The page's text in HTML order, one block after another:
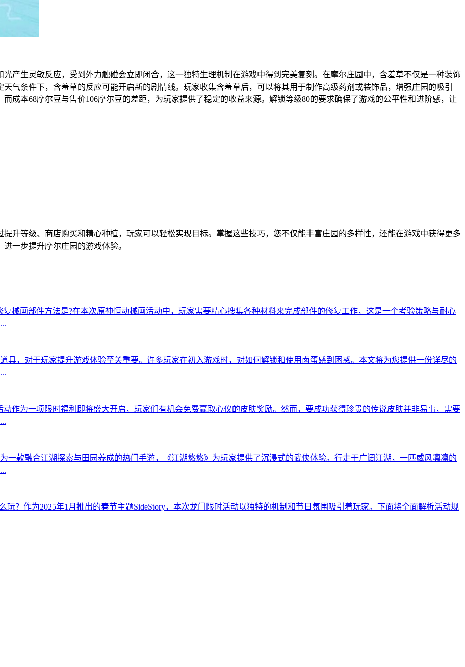
产生灵敏反应，受到外力触碰会立即闭合，这一独特生理机制在游戏中得到完美复刻。在摩尔庄园中，含羞草不仅是一种装饰
气条件下，含羞草的反应可能开启新的剧情线。玩家收集含羞草后，可以将其用于制作高级药剂或装饰品，增强庄园的吸引
成本68摩尔豆与售价106摩尔豆的差距，为玩家提供了稳定的收益来源。解锁等级80的要求确保了游戏的公平性和进阶感，让
升等级、商店购买和精心种植，玩家可以轻松实现目标。掌握这些技巧，您不仅能丰富庄园的多样性，还能在游戏中获得更多
一步提升摩尔庄园的游戏体验。
械画部件方法是?在本次原神恒动械画活动中，玩家需要精心搜集各种材料来完成部件的修复工作，这是一个考验策略与耐心
具，对于玩家提升游戏体验至关重要。许多玩家在初入游戏时，对如何解锁和使用卤蛋感到困惑。本文将为您提供一份详尽的
作为一项限时福利即将盛大开启，玩家们有机会免费赢取心仪的皮肤奖励。然而，要成功获得珍贵的传说皮肤并非易事，需要
一款融合江湖探索与田园养成的热门手游，《江湖悠悠》为玩家提供了沉浸式的武侠体验。行走于广阔江湖，一匹威风凛凛的
？作为2025年1月推出的春节主题SideStory，本次龙门限时活动以独特的机制和节日氛围吸引着玩家。下面将全面解析活动规